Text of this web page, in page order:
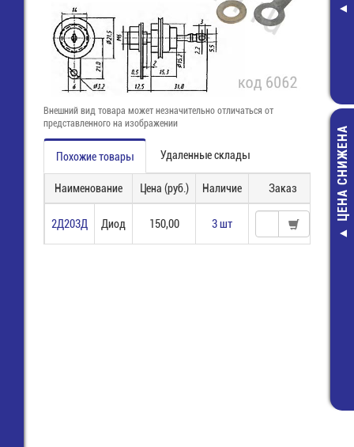
Разъем
ЦЕНА СНИЖЕНА
Внешний вид товара может незначительно отличаться от
представленного на изображении
Похожие товары Удаленные склады
Наименование Цена (руб.) Наличие Заказ
2Д203Д Диод 150,00 3 шт